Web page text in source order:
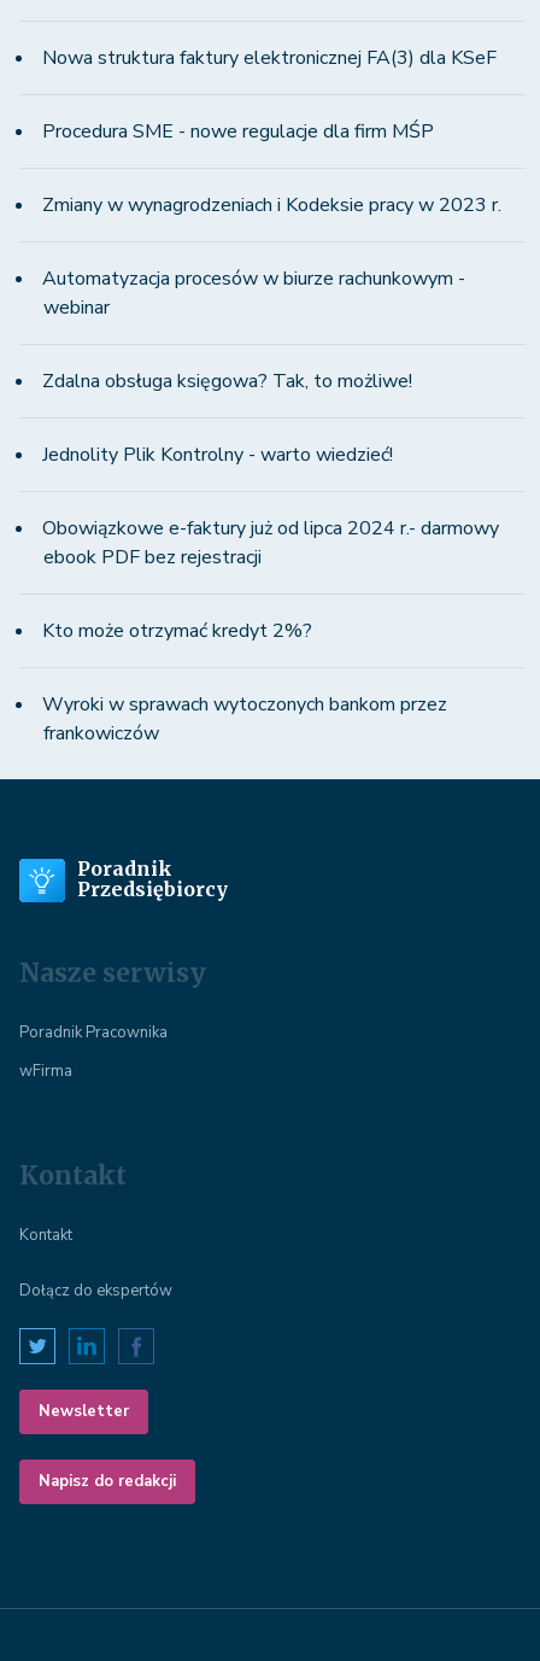
Nowa struktura faktury elektronicznej FA(3) dla KSeF
Procedura SME - nowe regulacje dla firm MŚP
Zmiany w wynagrodzeniach i Kodeksie pracy w 2023 r.
Automatyzacja procesów w biurze rachunkowym -
webinar
Zdalna obsługa księgowa? Tak, to możliwe!
Jednolity Plik Kontrolny - warto wiedzieć!
Obowiązkowe e-faktury już od lipca 2024 r.- darmowy
ebook PDF bez rejestracji
Kto może otrzymać kredyt 2%?
Wyroki w sprawach wytoczonych bankom przez
frankowiczów
Poradnik
Przedsiębiorcy
Nasze serwisy
Poradnik Pracownika
wFirma
Kontakt
Kontakt
Dołącz do ekspertów
Newsletter
Napisz do redakcji